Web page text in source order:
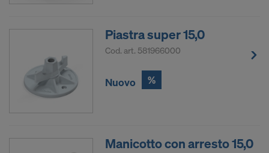
Piastra super 15,0
Cod. art. 581966000
Nuovo %
Manicotto con arresto 15,0